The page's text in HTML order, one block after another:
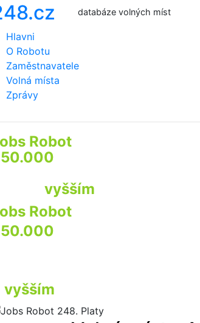
Hlavni
O Robotu
Zaměstnavatele
Volná místa
Zprávy
databáze volných míst
Robot
vyšším
Robot
vyšším